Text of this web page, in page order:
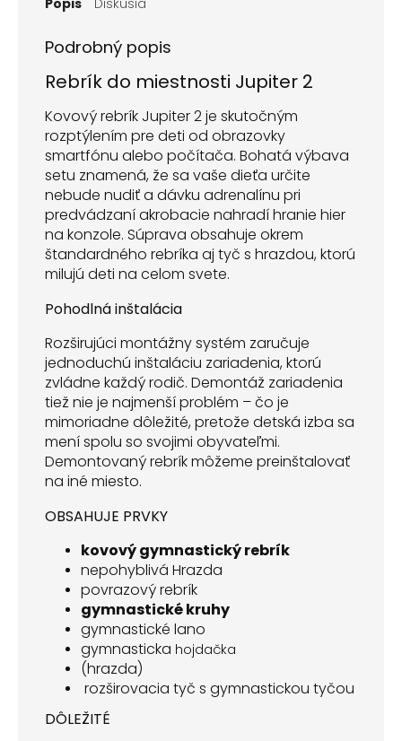
Popis Diskusia
Podrobný popis
Rebrík do miestnosti Jupiter 2
Kovový rebrík Jupiter 2 je skutočným
rozptýlením pre deti od obrazovky
smartfónu alebo počítača. Bohatá výbava
setu znamená, že sa vaše dieťa určite
nebude nudiť a dávku adrenalínu pri
predvádzaní akrobacie nahradí hranie hier
na konzole. Súprava obsahuje okrem
štandardného rebríka aj tyč s hrazdou, ktorú
milujú deti na celom svete.
Pohodlná inštalácia
Rozširujúci montážny systém zaručuje
jednoduchú inštaláciu zariadenia, ktorú
zvládne každý rodič. Demontáž zariadenia
tiež nie je najmenší problém – čo je
mimoriadne dôležité, pretože detská izba sa
mení spolu so svojimi obyvateľmi.
Demontovaný rebrík môžeme preinštalovať
na iné miesto.
OBSAHUJE PRVKY
kovový gymnastický rebrík
nepohyblivá Hrazda
povrazový rebrík
gymnastické kruhy
gymnastické lano
gymnasticka hojdačka
(hrazda)
rozširovacia tyč s gymnastickou tyčou
DÔLEŽITÉ